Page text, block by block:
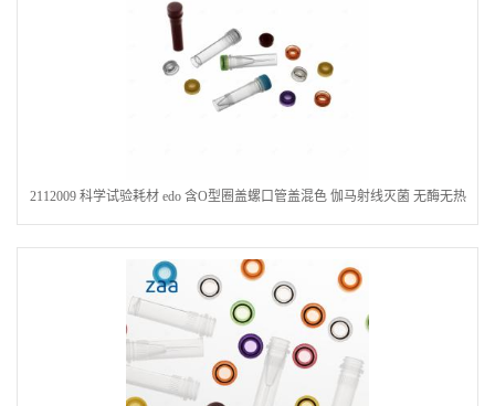
2112009 科学试验耗材 edo 含O型圈盖螺口管盖混色 伽马射线灭菌 无酶无热
源